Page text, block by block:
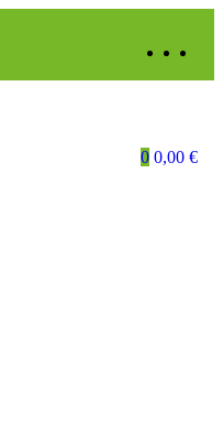
0 0,00 €